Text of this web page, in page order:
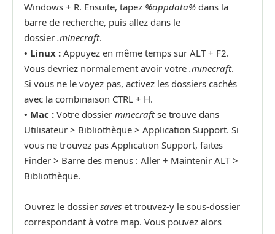
Windows + R. Ensuite, tapez %appdata% dans la
barre de recherche, puis allez dans le
dossier .minecraft.
• Linux : Appuyez en même temps sur ALT + F2.
Vous devriez normalement avoir votre .minecraft.
Si vous ne le voyez pas, activez les dossiers cachés
avec la combinaison CTRL + H.
• Mac : Votre dossier minecraftse trouve dans
Utilisateur > Bibliothèque > Application Support. Si
vous ne trouvez pas Application Support, faites
Finder > Barre des menus : Aller + Maintenir ALT >
Bibliothèque.
Ouvrez le dossier saves et trouvez-y le sous-dossier
correspondant à votre map. Vous pouvez alors